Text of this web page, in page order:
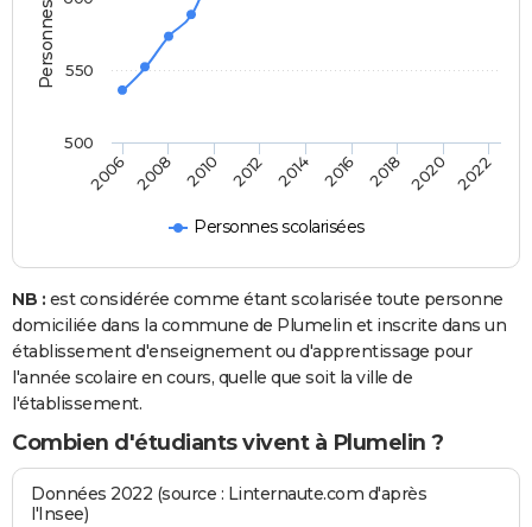
Personnes scolarisées
2006 2008 2010 2012 2014 2016 2018 2020 2022
500
550
NB : est considérée comme étant scolarisée toute personne
domiciliée dans la commune de Plumelin et inscrite dans un
établissement d'enseignement ou d'apprentissage pour
l'année scolaire en cours, quelle que soit la ville de
l'établissement.
Combien d'étudiants vivent à Plumelin ?
Données 2022 (source : Linternaute.com d'après
l'Insee)